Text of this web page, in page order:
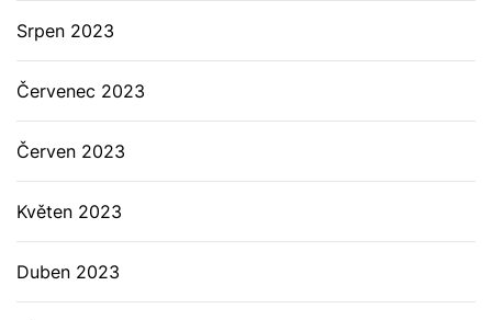
Srpen 2023
Červenec 2023
Červen 2023
Květen 2023
Duben 2023